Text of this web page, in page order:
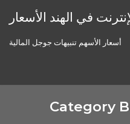
في الهند الأسعار
أسعار الأسهم تنبيهات جوجل المالية
Category